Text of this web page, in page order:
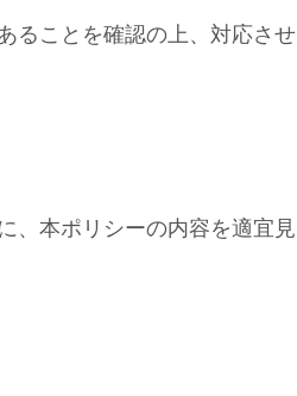
ることを確認の上、対応させ
、本ポリシーの内容を適宜見